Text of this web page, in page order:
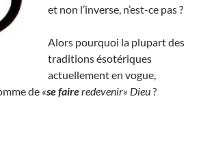
et non l’inverse, n’est-ce pas ?
Alors pourquoi la plupart des
traditions ésotériques
actuellement en vogue,
de «se faireredevenir» Dieu?